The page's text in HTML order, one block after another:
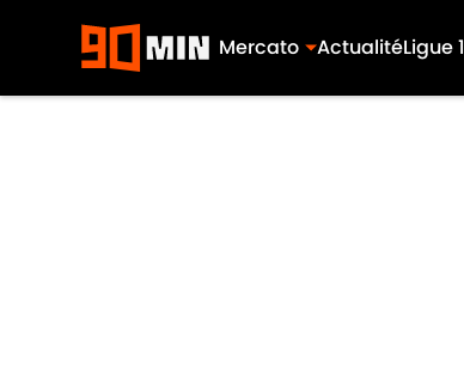
Mercato ActualitéLigue 1